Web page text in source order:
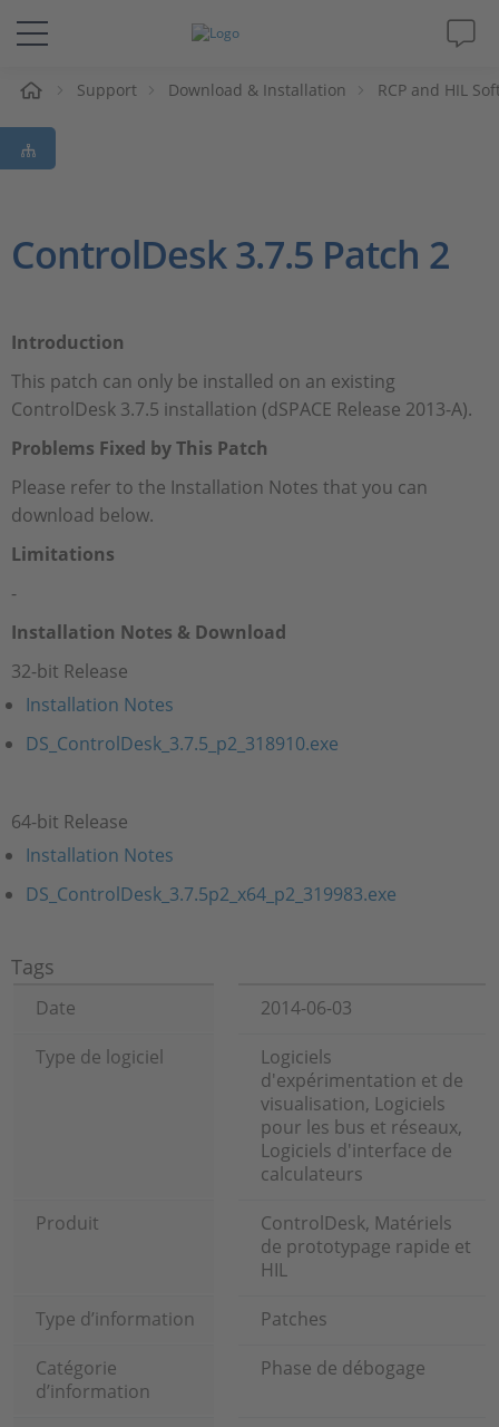
Solutions & Produits
Support
Carrières
Support Download & Installation RCP and HIL
ControlDesk 3.7.5 Patch 2
Introduction
This patch can only be installed on an existing
ControlDesk 3.7.5 installation (dSPACE Release 2013-A).
Problems Fixed by This Patch
Please refer to the Installation Notes that you can
download below.
Limitations
-
Installation Notes & Download
32-bit Release
Installation Notes
DS_ControlDesk_3.7.5_p2_318910.exe
64-bit Release
Installation Notes
DS_ControlDesk_3.7.5p2_x64_p2_319983.exe
Tags
Date
2014-06-03
Type de logiciel
Logiciels
d'expérimentation et de
visualisation, Logiciels
pour les bus et réseaux,
Logiciels d'interface de
calculateurs
Produit
ControlDesk, Matériels
de prototypage rapide et
HIL
Type d’information
Patches
Catégorie
d’information
Phase de débogage